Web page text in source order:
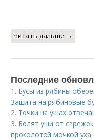
Читать дальше →
Последние
1. Бусы из рябины
Защита на рябиновые
2. Точки на ушах
3. Болят уши от
проколотой мочкой уха